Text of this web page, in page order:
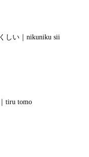
しい｜nikuniku sii
tiru tomo